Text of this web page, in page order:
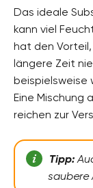
Das ideale
kann viel
hat den
längere Zeit
beispielsweise
Eine Mischung
reichen zur
Tipp:
saubere